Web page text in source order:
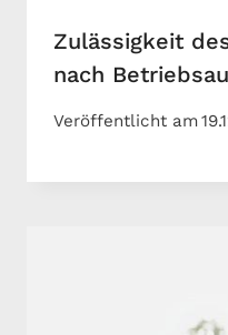
Zulässigkeit
nach
Veröffentlicht am